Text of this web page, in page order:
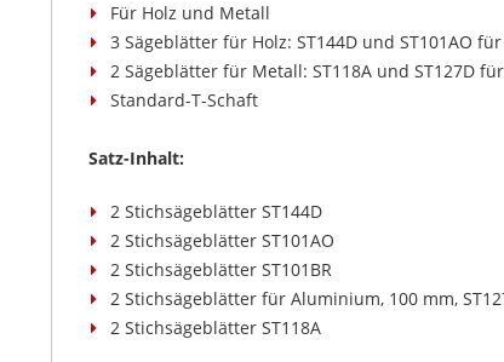
Für Holz und Metall
3 Sägeblätter für Holz: ST144D und ST101AO
2 Sägeblätter für Metall: ST118A und ST127D
Standard-T-Schaft
Satz-Inhalt:
2 Stichsägeblätter ST144D
2 Stichsägeblätter ST101AO
2 Stichsägeblätter ST101BR
2 Stichsägeblätter für Aluminium, 100 mm,
2 Stichsägeblätter ST118A